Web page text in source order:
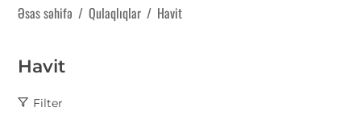
Əsas səhifə / Qulaqlıqlar / Havit
Havit
Filter